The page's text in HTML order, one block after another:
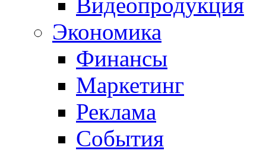
Видеопродукция
Экономика
Финансы
Маркетинг
Реклама
События